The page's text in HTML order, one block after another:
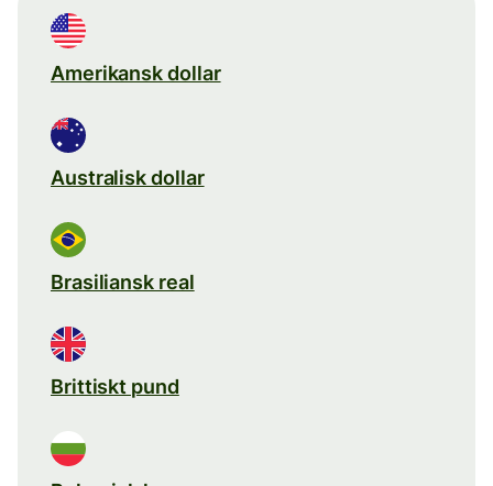
Amerikansk dollar
Australisk dollar
Brasiliansk real
Brittiskt pund